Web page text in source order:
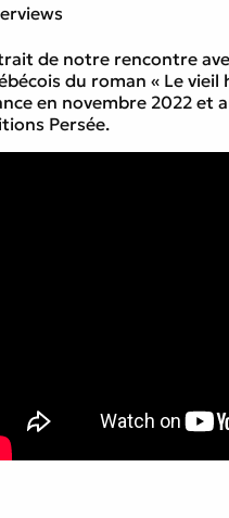
de notre rencontre
du roman « Le
en novembre 2022 et
Persée.